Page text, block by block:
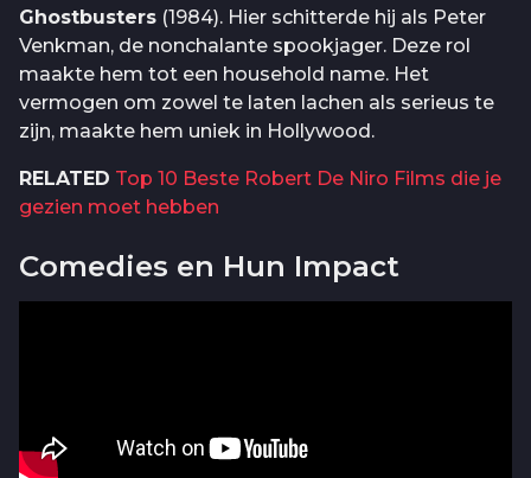
Ghostbusters (1984). Hier schitterde hij als Peter
Venkman, de nonchalante spookjager. Deze rol
maakte hem tot een household name. Het
vermogen om zowel te laten lachen als serieus te
zijn, maakte hem uniek in Hollywood.
RELATED Top 10 Beste Robert De Niro Films die je
gezien moet hebben
Comedies en Hun Impact